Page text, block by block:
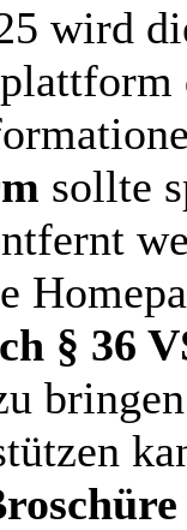
wird
sollte
§ 36